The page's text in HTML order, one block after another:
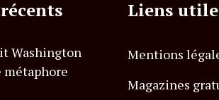
Washington
métaphore
Liens
Mentions
Magazines